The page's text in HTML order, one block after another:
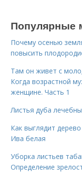
Популярные
Почему осенью
повысить
Там он живет с
Когда возрастной
женщине. Часть 1
Листья дуба
Как выглядит
Ива белая
Уборка листьев
Определение